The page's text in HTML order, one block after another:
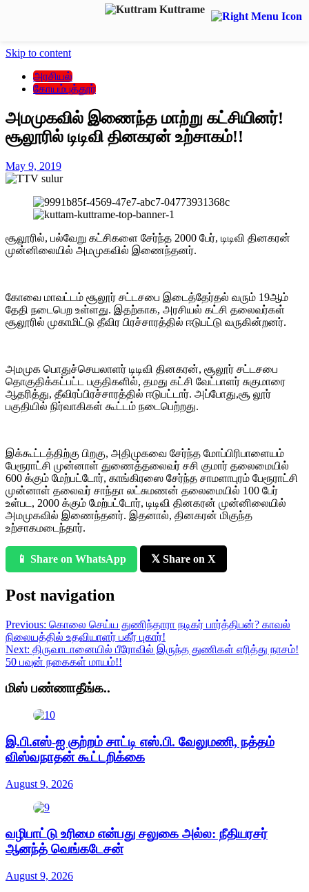
Skip to content
அரசியல்
கோயம்புத்தூர்
அமமுகவில் இணைந்த மாற்று கட்சியினர்!
சூலூரில் டிடிவி தினகரன் உற்சாகம்!!
May 9, 2019
சூலூரில், பல்வேறு கட்சிகளை சேர்ந்த 2000 பேர், டிடிவி தினகரன்
முன்னிலையில் அமமுகவில் இணைந்தனர்.
கோவை மாவட்டம் சூலூர் சட்டசபை இடைத்தேர்தல் வரும் 19ஆம்
தேதி நடைபெற உள்ளது. இதற்காக, அரசியல் கட்சி தலைவர்கள்
சூலூரில் முகாமிட்டு தீவிர பிரச்சாரத்தில் ஈடுபட்டு வருகின்றனர்.
அமமுக பொதுச்செயலாளர் டிடிவி தினகரன், சூலூர் சட்டசபை
தொகுதிக்கட்பட்ட பகுதிகளில், தமது கட்சி வேட்பாளர் சுகுமாரை
ஆதரித்து, தீவிரப்பிரச்சாரத்தில் ஈடுபட்டார். அப்போது,சூ லூர்
பகுதியில் நிர்வாகிகள் கூட்டம் நடைபெற்றது.
இக்கூட்டத்திற்கு பிறகு, அதிமுகவை சேர்ந்த மோப்பிரிபாளையம்
பேரூராட்சி முன்னாள் துணைத்தலைவர் சசி குமார் தலைமையில்
600 க்கும் மேற்பட்டோர், காங்கிரஸை சேர்ந்த சாமளாபுரம் பேரூராட்சி
முன்னாள் தலைவர் சாந்தா லட்சுமணன் தலைமையில் 100 பேர்
உள்பட, 2000 க்கும் மேற்பட்டோர், டிடிவி தினகரன் முன்னிலையில்
அமமுகவில் இணைந்தனர். இதனால், தினகரன் மிகுந்த
உற்சாகமடைந்தார்.
📱 Share on WhatsApp 𝕏 Share on X
Post navigation
Previous: கொலை செய்ய துணிந்தாரா நடிகர் பார்த்திபன்? காவல்
நிலையத்தில் உதவியாளர் பகீர் புகார்!
Next: திருவாடானையில் பீரோவில் இருந்த துணிகள் எரித்து நாசம்!
50 பவுன் நகைகள் மாயம்!!
மிஸ் பண்ணாதீங்க..
இ.பி.எஸ்-ஐ குற்றம் சாட்டி எஸ்.பி. வேலுமணி, நத்தம்
விஸ்வநாதன் கூட்டறிக்கை
August 9, 2026
வழிபாட்டு உரிமை என்பது சலுகை அல்ல: நீதியரசர்
ஆனந்த் வெங்கடேசன்
August 9, 2026